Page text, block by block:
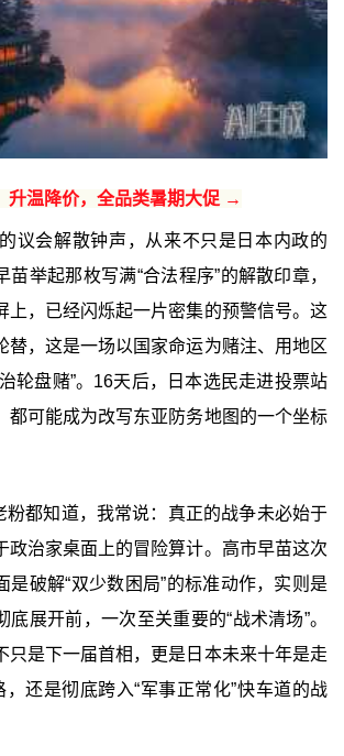
升温降价，全品类暑期大促 →
议会解散钟声，从来不只是日本内政的
举起那枚写满“合法程序”的解散印章，
上，已经闪烁起一片密集的预警信号。这
替，这是一场以国家命运为赌注、用地区
轮盘赌”。16天后，日本选民走进投票站
都可能成为改写东亚防务地图的一个坐标
粉都知道，我常说：真正的战争未必始于
政治家桌面上的冒险算计。高市早苗这次
是破解“双少数困局”的标准动作，实则是
底展开前，一次至关重要的“战术清场”。
只是下一届首相，更是日本未来十年是走
，还是彻底跨入“军事正常化”快车道的战